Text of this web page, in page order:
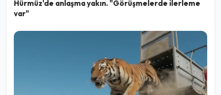
Hürmüz'de anlaşma yakın. "Görüşmelerde ilerleme
var"